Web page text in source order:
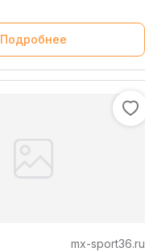
Подробнее
mx-sport36.ru